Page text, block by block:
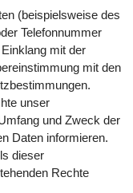
(beispielsweise des
Telefonnummer
mit der
mit den
unser
und Zweck der
Daten informieren.
dieser
Rechte